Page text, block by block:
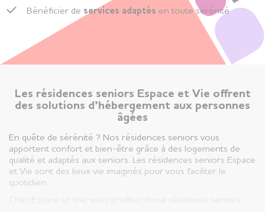
Bénéficier de services adaptés en toute sérénité
Les résidences seniors Espace et Vie offrent
des solutions d’hébergement aux personnes
âgées
En quête de sérénité ? Nos résidences seniors vous
apportent confort et bien-être grâce à des logements de
qualité et adaptés aux seniors. Les résidences seniors Espace
et Vie sont des lieux vie imaginés pour vous faciliter le
quotidien.